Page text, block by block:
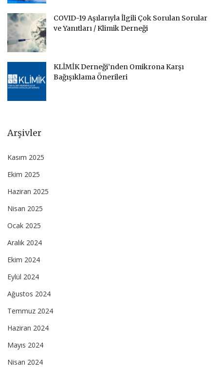
COVID-19 Aşılarıyla İlgili Çok Sorulan Sorular
ve Yanıtları / Klimik Derneği
KLİMİK Derneği’nden Omikrona Karşı
Bağışıklama Önerileri
Arşivler
Kasım 2025
Ekim 2025
Haziran 2025
Nisan 2025
Ocak 2025
Aralık 2024
Ekim 2024
Eylül 2024
Ağustos 2024
Temmuz 2024
Haziran 2024
Mayıs 2024
Nisan 2024